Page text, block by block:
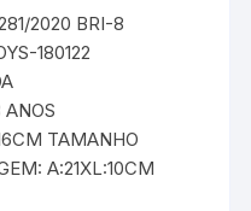
2020 BRI-8
180122
ANOS
TAMANHO
A:21XL:10CM